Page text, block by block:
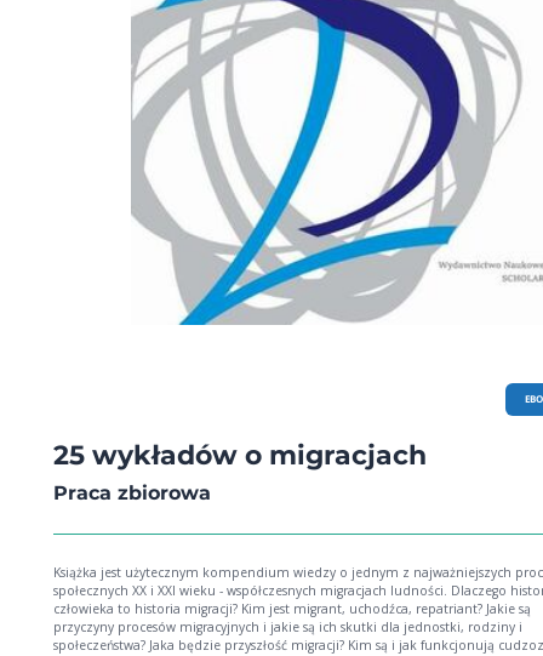
25 wykładów o migracjach
Praca zbiorowa
Książka jest użytecznym kompendium wiedzy o jednym z najważniejszych
społecznych XX i XXI wieku - współczesnych migracjach ludności. Dlaczego
człowieka to historia migracji? Kim jest migrant, uchodźca, repatriant? Jakie są
przyczyny procesów migracyjnych i jakie są ich skutki dla jednostki, rodziny i
społeczeństwa? Jaka będzie przyszłość migracji? Kim są i jak funkcjonują